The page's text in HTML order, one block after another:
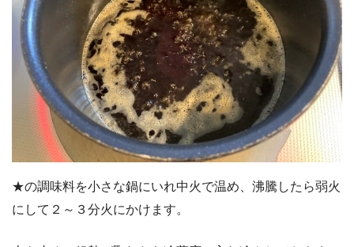
★の調味料を小さな鍋にいれ中火で温め、沸騰したら弱火
にして２～３分火にかけます。